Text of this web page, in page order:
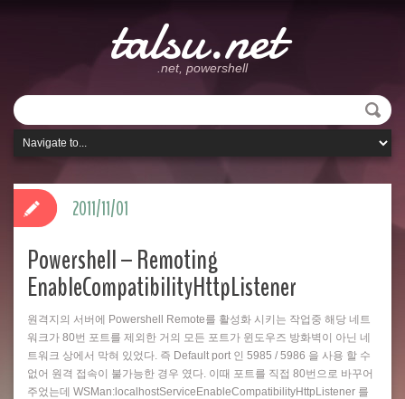
talsu.net
.net, powershell
Powershell – Remoting
EnableCompatibilityHttpListener
원격지의 서버에 Powershell Remote를 활성화 시키는 작업중 해당 네트
워크가 80번 포트를 제외한 거의 모든 포트가 윈도우즈 방화벽이 아닌 네
트워크 상에서 막혀 있었다. 즉 Default port 인 5985 / 5986 을 사용 할 수
없어 원격 접속이 불가능한 경우 였다. 이때 포트를 직접 80번으로 바꾸어
주었는데 WSMan:localhostServiceEnableCompatibilityHttpListener 를
2011/11/01